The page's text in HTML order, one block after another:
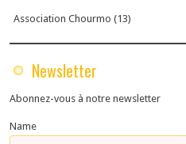
Association Chourmo (13)
Newsletter
Abonnez-vous à notre newsletter
Name